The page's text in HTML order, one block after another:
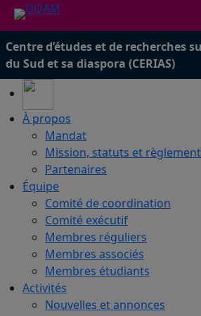
Centre d’études et de recherches
du Sud et sa diaspora (CERIAS)
À propos
Mandat
Mission, statuts et
Partenaires
Équipe
Comité de coordination
Comité exécutif
Membres réguliers
Membres associés
Membres étudiants
Activités
Nouvelles et annonces